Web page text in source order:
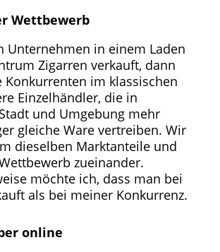
Wettbewerb
Unternehmen in einem Laden
Zigarren verkauft, dann
Konkurrenten im klassischen
Einzelhändler, die in
und Umgebung mehr
gleiche Ware vertreiben. Wir
dieselben Marktanteile und
zueinander.
möchte ich, dass man bei
als bei meiner Konkurrenz.
online